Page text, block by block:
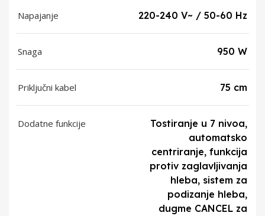
Napajanje 220-240 V~ / 50-60 Hz
Snaga 950 W
Priključni kabel 75 cm
Dodatne funkcije
Tostiranje u 7 nivoa,
automatsko
centriranje, funkcija
protiv zaglavljivanja
hleba, sistem za
podizanje hleba,
dugme CANCEL za